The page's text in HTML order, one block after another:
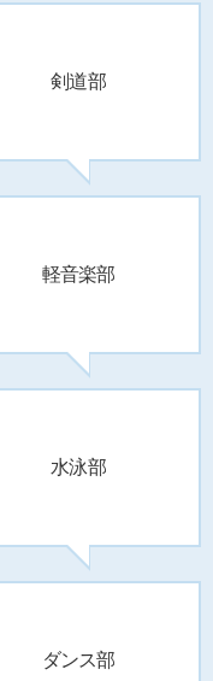
剣道部
軽音楽部
水泳部
ダンス部